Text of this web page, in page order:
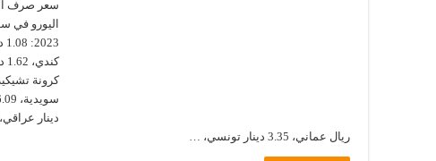
ريال عماني، 3.35 دينار تونسي، …